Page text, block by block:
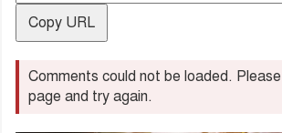
Copy URL
Comments could not be loaded.
page and try again.